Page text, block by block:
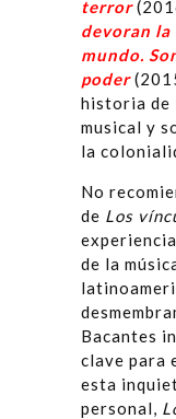
terror
devoran
mundo.
poder
historia de
musical y
la
No
de Los ví
de la
Bacantes
clave para
esta
personal,